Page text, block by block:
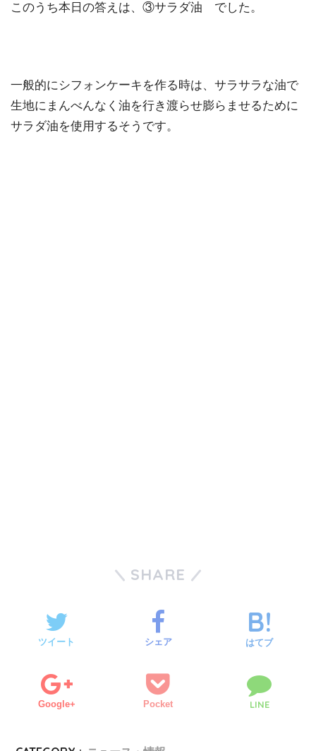
このうち本日の答えは、③サラダ油 でした。
一般的にシフォンケーキを作る時は、サラサラな油で
生地にまんべんなく油を行き渡らせ膨らませるために
サラダ油を使用するそうです。
SHARE
ツイート シェア はてブ
Google+ Pocket LINE